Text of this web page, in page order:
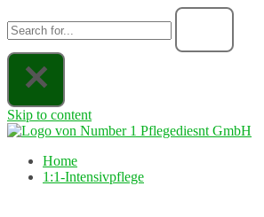
Skip to content
Home
1:1-Intensivpflege